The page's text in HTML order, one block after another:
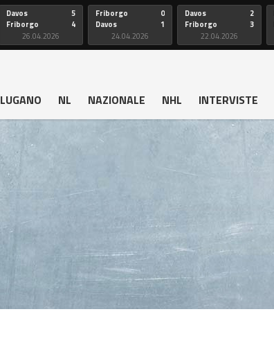
Davos
Friborgo
5
4
26.04.2026
Friborgo
Davos
0
1
24.04.2026
Davos
Friborgo
2
3
22.04.2026
LUGANO NL NAZIONALE NHL INTERVISTE